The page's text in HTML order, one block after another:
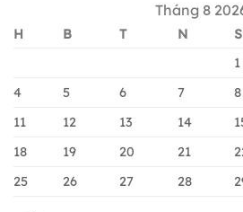
Hiệu
Tạo
Nhất
Tháng 8
H B T N S
1
4
5 6 7 8
11
12 13 14
18
19 20 21
25
26 27 28